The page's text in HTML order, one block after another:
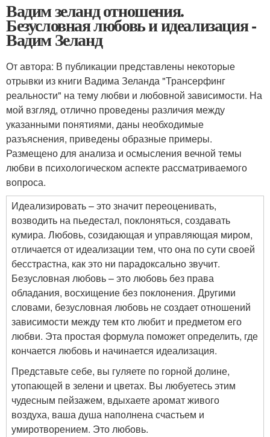
Вадим зеланд отношения.
Безусловная любовь и идеализация -
Вадим Зеланд
От автора: В публикации представлены некоторые
отрывки из книги Вадима Зеланда "Трансерфинг
реальности" на тему любви и любовной зависимости. На
мой взгляд, отлично проведены различия между
указанными понятиями, даны необходимые
разъяснения, приведены образные примеры.
Размещено для анализа и осмысления вечной темы
любви в психологическом аспекте рассматриваемого
вопроса.
Идеализировать – это значит переоценивать,
возводить на пьедестал, поклоняться, создавать
кумира. Любовь, созидающая и управляющая миром,
отличается от идеализации тем, что она по сути своей
бесстрастна, как это ни парадоксально звучит.
Безусловная любовь – это любовь без права
обладания, восхищение без поклонения. Другими
словами, безусловная любовь не создает отношений
зависимости между тем кто любит и предметом его
любви. Эта простая формула поможет определить, где
кончается любовь и начинается идеализация.
Представьте себе, вы гуляете по горной долине,
утопающей в зелени и цветах. Вы любуетесь этим
чудесным пейзажем, вдыхаете аромат живого
воздуха, ваша душа наполнена счастьем и
умиротворением. Это любовь.